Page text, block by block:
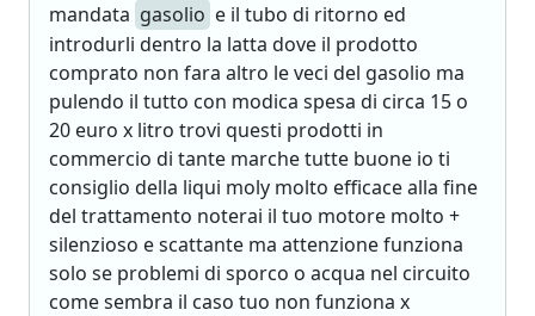
mandata gasolio e il tubo di ritorno ed
introdurli dentro la latta dove il prodotto
comprato non fara altro le veci del gasolio ma
pulendo il tutto con modica spesa di circa 15 o
20 euro x litro trovi questi prodotti in
commercio di tante marche tutte buone io ti
consiglio della liqui moly molto efficace alla fine
del trattamento noterai il tuo motore molto +
silenzioso e scattante ma attenzione funziona
solo se problemi di sporco o acqua nel circuito
come sembra il caso tuo non funziona x